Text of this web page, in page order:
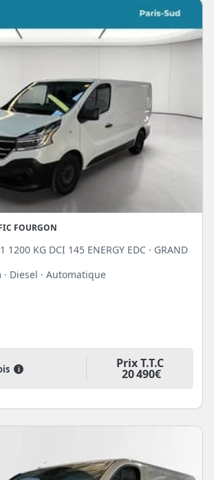
FOURGON
1200 KG DCI 145 ENERGY EDC · GRAND
· Diesel · Automatique
i Prix T.T.C
20 490€